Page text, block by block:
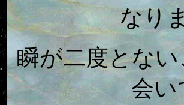
なり
瞬が二度とな
会い